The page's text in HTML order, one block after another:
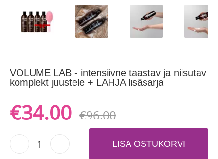
VOLUME LAB - intensiivne taastav ja niisutav
komplekt juustele + LAHJA lisäsarja
€96.00
€34.00
- + LISA OSTUKORVI